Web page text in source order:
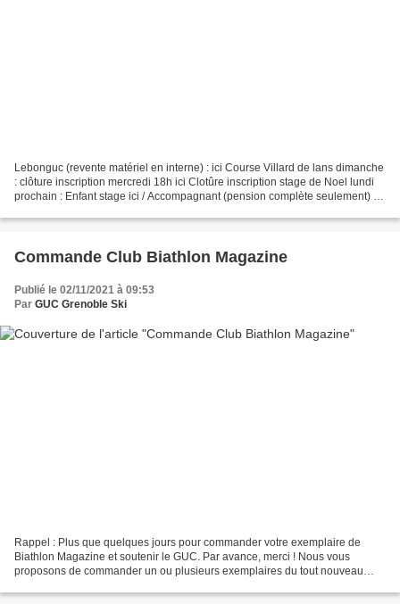
Lebonguc (revente matériel en interne) : ici Course Villard de lans dimanche
: clôture inscription mercredi 18h ici Clotûre inscription stage de Noel lundi
prochain : Enfant stage ici / Accompagnant (pension complète seulement) :
Commande Club Biathlon Magazine
Publié le 02/11/2021 à 09:53
Par GUC Grenoble Ski
Rappel : Plus que quelques jours pour commander votre exemplaire de
Biathlon Magazine et soutenir le GUC. Par avance, merci ! Nous vous
proposons de commander un ou plusieurs exemplaires du tout nouveau